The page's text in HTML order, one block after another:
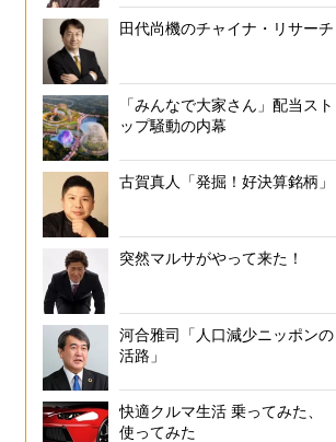
田代尚機のチャイナ・リサーチ
「みんなで大家さん」配当スト
ップ騒動の内幕
古賀真人「発掘！好決算銘柄」
突然マルサがやって来た！
河合雅司「人口減少ニッポンの
活路」
快適クルマ生活 乗ってみた、
使ってみた